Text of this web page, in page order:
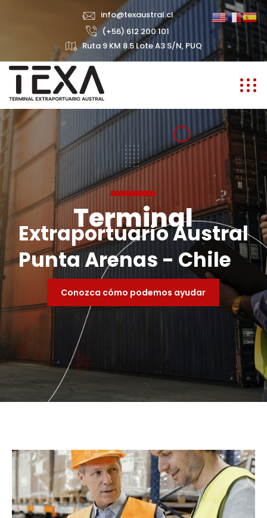
info@texaustral.cl
(+56) 612 200 101
Ruta 9 KM 8.5 Lote A3 S/N, PUQ
Terminal
Extraportuario Austral
Punta Arenas - Chile
Conozca cómo podemos ayudar